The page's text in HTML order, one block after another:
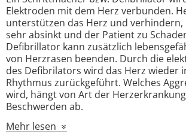
Elektroden mit dem Herz verbunden.
unterstützen das Herz und verhindern,
sehr absinkt und der Patient zu
Defibrillator kann zusätzlich
von Herzrasen beenden. Durch die
des Defibrilators wird das Herz wieder
Rhythmus zurückgeführt. Welches
wird, hängt von Art der
Beschwerden ab.
Mehr lesen
»